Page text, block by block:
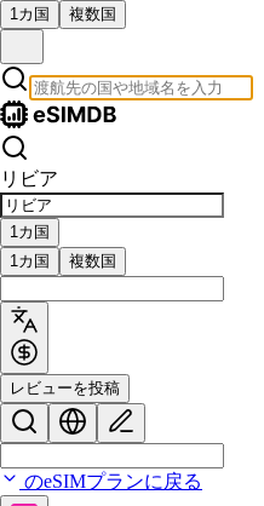
1カ国 複数国
リビア
1カ国
1カ国
複数国
レビューを投稿
のeSIMプランに戻る